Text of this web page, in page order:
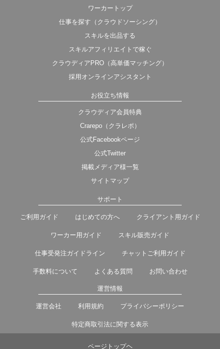
ワーカートップ
仕事を探す（クラウドソーシング）
スキルを出品する
スキルアフィリエイトで稼ぐ
クラウディアPRO（高単価マッチング）
採用オンラインアシスタント
お役立ち情報
クラウディア会員特典
Crarepo（クラレポ）
公式Facebookページ
公式Twitter
掲載メディア様一覧
サイトマップ
サポート
ご利用ガイド はじめての方へ クライアント用ガイド
ワーカー用ガイド スキル販売ガイド
仕事受発注ガイドライン チャットご利用ガイド
手数料について よくある質問 お問い合わせ
運営情報
運営会社 利用規約 プライバシーポリシー
特定商取引法に関する表示
ページトップヘ